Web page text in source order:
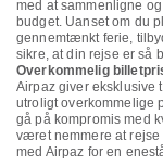
med at sammenligne
budget. Uanset om du
gennemtænkt ferie,
sikre, at din rejse er så
Overkommelig
Airpaz giver eksklusive
utroligt overkommelige
gå på kompromis med
været nemmere at
med Airpaz for en